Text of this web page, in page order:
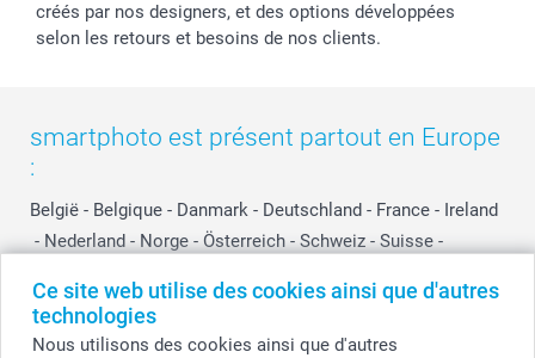
Ce site web utilise des cookies ainsi que d'autres
technologies
Nous utilisons des cookies ainsi que d'autres
créés par nos designers, et des options développées
selon les retours et besoins de nos clients.
smartphoto est présent partout en Europe
:
België - Belgique - Danmark - Deutschland - France - Ireland
- Nederland - Norge - Österreich - Schweiz - Suisse -
Other Countries